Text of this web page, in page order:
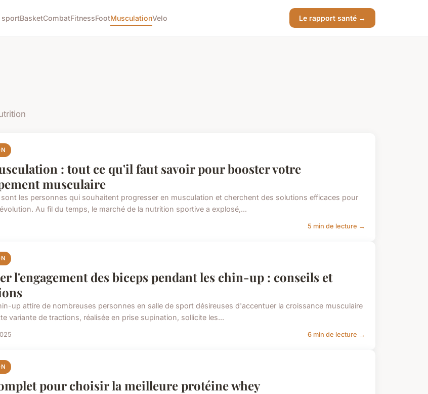
sportBasketCombatFitnessFootMusculationVelo Le rapport santé →
: tout ce qu'il faut savoir pour booster votre
musculaire
les personnes qui souhaitent progresser en musculation et cherchent des solutions efficaces pour
Au fil du temps, le marché de la nutrition sportive a explosé,...
5 min de lecture →
l'engagement des biceps pendant les chin-up : conseils et
up attire de nombreuses personnes en salle de sport désireuses d'accentuer la croissance musculaire
variante de tractions, réalisée en prise supination, sollicite les...
6 min de lecture →
pour choisir la meilleure protéine whey